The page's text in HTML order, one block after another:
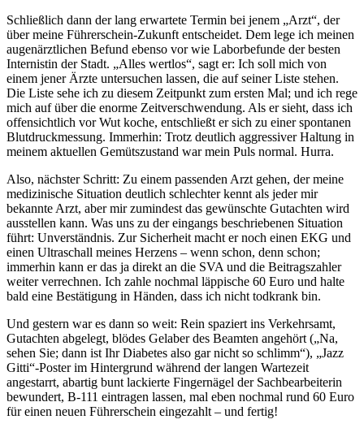
Schließlich dann der lang erwartete Termin bei jenem „Arzt“, der
über meine Führerschein-Zukunft entscheidet. Dem lege ich meinen
augenärztlichen Befund ebenso vor wie Laborbefunde der besten
Internistin der Stadt. „Alles wertlos“, sagt er: Ich soll mich von
einem jener Ärzte untersuchen lassen, die auf seiner Liste stehen.
Die Liste sehe ich zu diesem Zeitpunkt zum ersten Mal; und ich rege
mich auf über die enorme Zeitverschwendung. Als er sieht, dass ich
offensichtlich vor Wut koche, entschließt er sich zu einer spontanen
Blutdruckmessung. Immerhin: Trotz deutlich aggressiver Haltung in
meinem aktuellen Gemütszustand war mein Puls normal. Hurra.
Also, nächster Schritt: Zu einem passenden Arzt gehen, der meine
medizinische Situation deutlich schlechter kennt als jeder mir
bekannte Arzt, aber mir zumindest das gewünschte Gutachten wird
ausstellen kann. Was uns zu der eingangs beschriebenen Situation
führt: Unverständnis. Zur Sicherheit macht er noch einen EKG und
einen Ultraschall meines Herzens – wenn schon, denn schon;
immerhin kann er das ja direkt an die SVA und die Beitragszahler
weiter verrechnen. Ich zahle nochmal läppische 60 Euro und halte
bald eine Bestätigung in Händen, dass ich nicht todkrank bin.
Und gestern war es dann so weit: Rein spaziert ins Verkehrsamt,
Gutachten abgelegt, blödes Gelaber des Beamten angehört („Na,
sehen Sie; dann ist Ihr Diabetes also gar nicht so schlimm“), „Jazz
Gitti“-Poster im Hintergrund während der langen Wartezeit
angestarrt, abartig bunt lackierte Fingernägel der Sachbearbeiterin
bewundert, B-111 eintragen lassen, mal eben nochmal rund 60 Euro
für einen neuen Führerschein eingezahlt – und fertig!